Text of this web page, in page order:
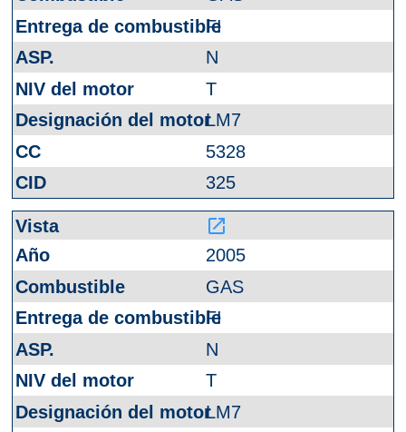
FI
N
T
LM7
5328
325
launch
2005
GAS
FI
N
T
LM7